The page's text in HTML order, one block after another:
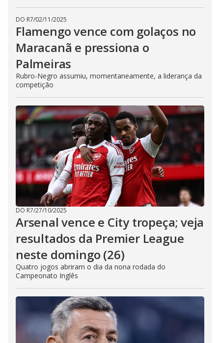
DO R7/02/11/2025
Flamengo vence com golaços no
Maracanã e pressiona o
Palmeiras
Rubro-Negro assumiu, momentaneamente, a liderança da
competição
DO R7/27/10/2025
Arsenal vence e City tropeça; veja
resultados da Premier League
neste domingo (26)
Quatro jogos abriram o dia da nona rodada do
Campeonato Inglês